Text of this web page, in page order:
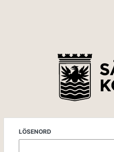
LÖSENORD